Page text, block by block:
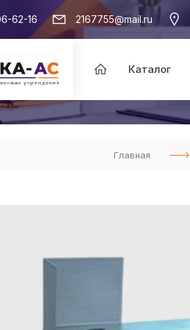
62-16 2167755@mail.ru
Каталог
Главная